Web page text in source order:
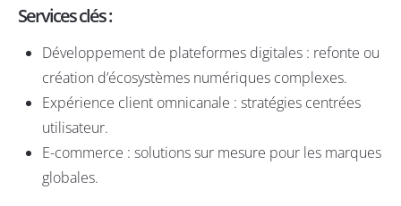
Services clés :
Développement de plateformes digitales : refonte ou
création d’écosystèmes numériques complexes.
Expérience client omnicanale : stratégies centrées
utilisateur.
E-commerce : solutions sur mesure pour les marques
globales.